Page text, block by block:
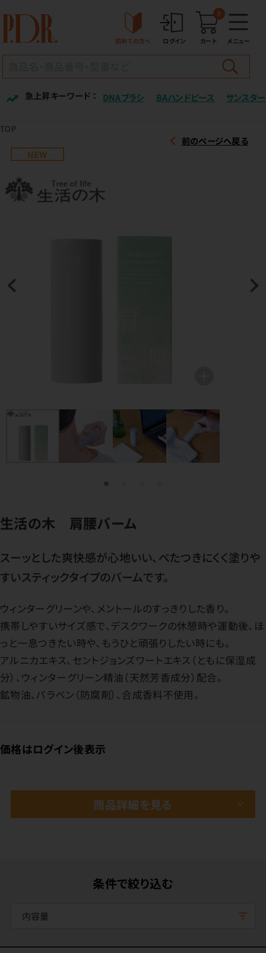
初めての方へ ログイン カート
0
メニュー
急上昇キーワード ： DNAブラシ BAハンドピース サンスター
TOP
前のページへ戻る
生活の木 肩腰バーム
スーッとした爽快感が心地いい、べたつきにくく塗りや
すいスティックタイプのバームです。
ウィンターグリーンや、メントールのすっきりした香り。
携帯しやすいサイズ感で、デスクワークの休憩時や運動後、ほ
っと一息つきたい時や、もうひと頑張りしたい時にも。
アルニカエキス、セントジョンズワートエキス（ともに保湿成
分）、ウィンターグリーン精油（天然芳香成分）配合。
鉱物油、パラベン（防腐剤）、合成香料不使用。
価格はログイン後表示
商品詳細を見る
NEW
条件で絞り込む
内容量